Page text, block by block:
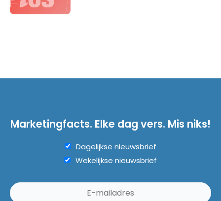
Marketingfacts. Elke dag vers. Mis niks!
Dagelijkse nieuwsbrief
Wekelijkse nieuwsbrief